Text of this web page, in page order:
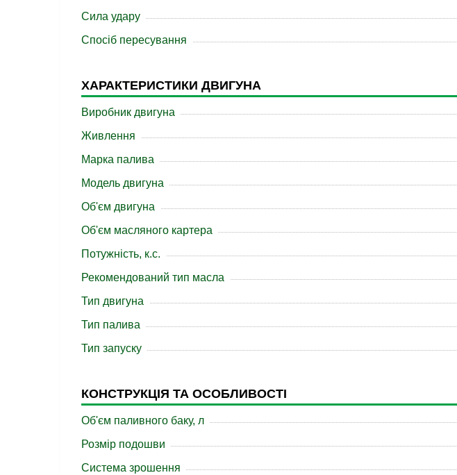
Сила удару
Спосіб пересування
ХАРАКТЕРИСТИКИ ДВИГУНА
Виробник двигуна
Живлення
Марка палива
Модель двигуна
Об'єм двигуна
Об'єм масляного картера
Потужність, к.с.
Рекомендований тип масла
Тип двигуна
Тип палива
Тип запуску
КОНСТРУКЦІЯ ТА ОСОБЛИВОСТІ
Об'єм паливного баку, л
Розмір подошви
Система зрошення